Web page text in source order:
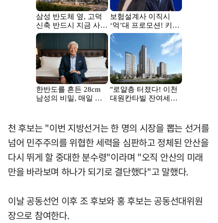
천 후보는 "이번 지방선거는 한 명의 시장을 뽑는 선거를
넘어 민주주의를 위협한 세력을 심판하고 정체된 안산을
다시 뛰게 할 중대한 분수령"이라며 "오직 안산의 미래
만을 바라보며 하나가 되기로 결단했다"고 말했다.
이날 공동선언 이후 조 후보와 홍 후보는 공동선대위원
장으로 참여한다.